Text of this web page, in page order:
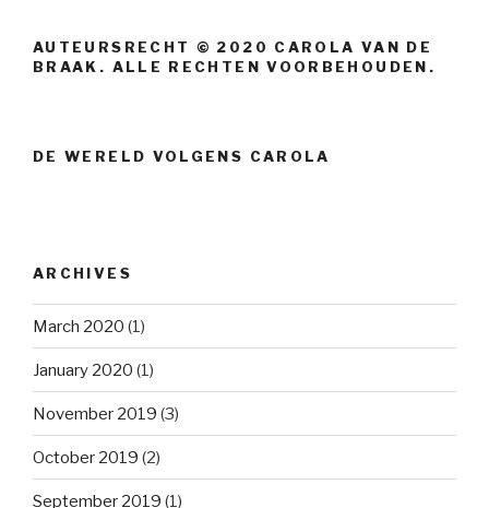
AUTEURSRECHT © 2020 CAROLA VAN DE
BRAAK. ALLE RECHTEN VOORBEHOUDEN.
DE WERELD VOLGENS CAROLA
ARCHIVES
March 2020 (1)
January 2020 (1)
November 2019 (3)
October 2019 (2)
September 2019 (1)